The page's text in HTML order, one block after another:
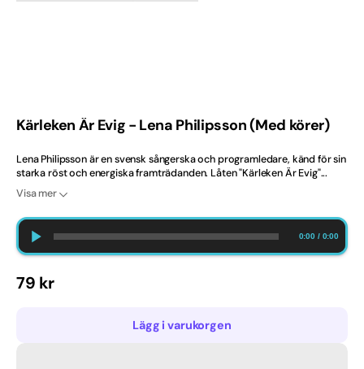
Best Selling Norway
Bröllop
Dansband
Kärleken Är Evig - Lena Philipsson (Med körer)
Lena Philipsson är en svensk sångerska och programledare, känd för sin
starka röst och energiska framträdanden. Låten "Kärleken Är Evig"...
Visa mer
0:00 / 0:00
Ordinarie
79 kr
Lägg i varukorgen